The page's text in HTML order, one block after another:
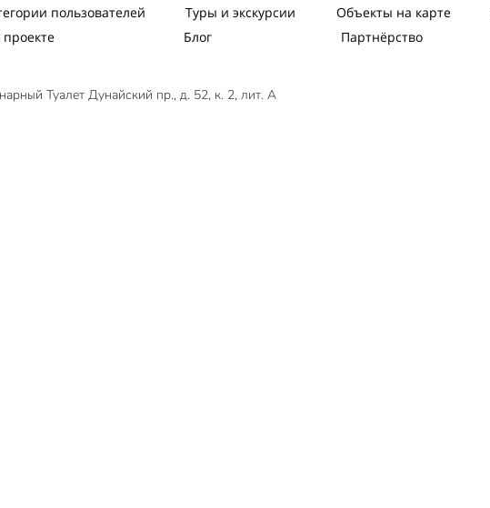
пользователей Туры и экскурсии Объекты на карте
Блог Партнёрство
Туалет Дунайский пр., д. 52, к. 2, лит. А